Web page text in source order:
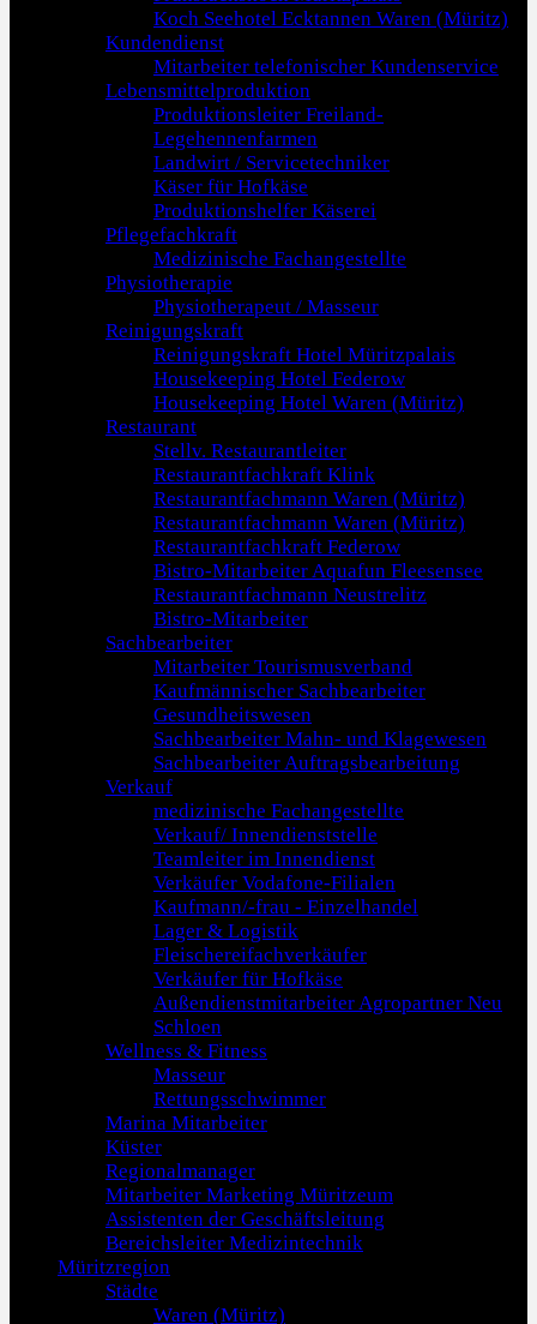
Koch Seehotel Ecktannen Waren (Müritz)
Kundendienst
Mitarbeiter telefonischer Kundenservice
Lebensmittelproduktion
Produktionsleiter Freiland-
Legehennenfarmen
Landwirt / Servicetechniker
Käser für Hofkäse
Produktionshelfer Käserei
Pflegefachkraft
Medizinische Fachangestellte
Physiotherapie
Physiotherapeut / Masseur
Reinigungskraft
Reinigungskraft Hotel Müritzpalais
Housekeeping Hotel Federow
Housekeeping Hotel Waren (Müritz)
Restaurant
Stellv. Restaurantleiter
Restaurantfachkraft Klink
Restaurantfachmann Waren (Müritz)
Restaurantfachmann Waren (Müritz)
Restaurantfachkraft Federow
Bistro-Mitarbeiter Aquafun Fleesensee
Restaurantfachmann Neustrelitz
Bistro-Mitarbeiter
Sachbearbeiter
Mitarbeiter Tourismusverband
Kaufmännischer Sachbearbeiter
Gesundheitswesen
Sachbearbeiter Mahn- und Klagewesen
Sachbearbeiter Auftragsbearbeitung
Verkauf
medizinische Fachangestellte
Verkauf/ Innendienststelle
Teamleiter im Innendienst
Verkäufer Vodafone-Filialen
Kaufmann/-frau - Einzelhandel
Lager & Logistik
Fleischereifachverkäufer
Verkäufer für Hofkäse
Außendienstmitarbeiter Agropartner Neu
Schloen
Wellness & Fitness
Masseur
Rettungsschwimmer
Marina Mitarbeiter
Küster
Regionalmanager
Mitarbeiter Marketing Müritzeum
Assistenten der Geschäftsleitung
Bereichsleiter Medizintechnik
Müritzregion
Städte
Waren (Müritz)